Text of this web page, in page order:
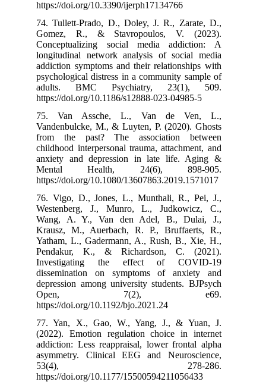
74. Tullett-
Gomez, R.,
longitudinal
addiction
psychological
adults.
75. Van
from the
childhood
anxiety and
Mental
https://doi.org/
76. Vigo, D.,
Wang, A.
Krausz, M.,
Yatham, L.,
Pendakur,
depression
77. Yan, X.,
(2022).
addiction:
asymmetry.